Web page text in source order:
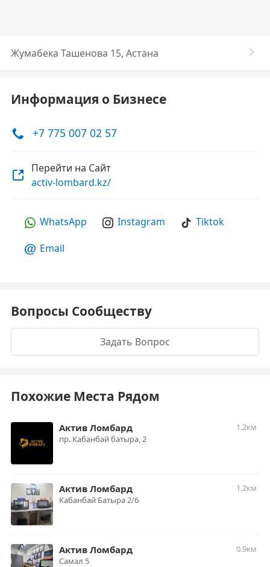
Жумабека Ташенова 15, Астана
Информация о Бизнесе
+7 775 007 02 57
Перейти на Сайт
activ-lombard.kz/
WhatsApp Instagram
Tiktok
Email
Вопросы Сообществу
Задать Вопрос
Похожие Места Рядом
Актив Ломбард
1.2км
пр. Кабанбай батыра, 2
Актив Ломбард
1.2км
Кабанбай Батыра 2/6
Актив Ломбард
0.9км
Самал 5